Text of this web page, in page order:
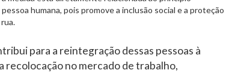
humana, pois promove a inclusão social e a proteção
para a reintegração dessas pessoas à
recolocação no mercado de trabalho,